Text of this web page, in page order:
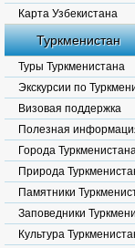
Карта Узбекистана
Туркменистан
Туры Туркменистана
Экскурсии по
Визовая поддержка
Полезная
Города
Природа
Памятники
Заповедники
Культура